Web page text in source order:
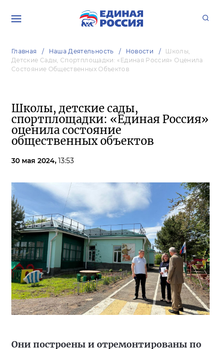
Главная Наша Деятельность Новости
Школы,
Детские Сады, Спортплощадки: «Единая Россия» Оценила
Состояние Общественных Объектов
Школы, детские сады,
спортплощадки: «Единая Россия»
оценила состояние
общественных объектов
30 мая 2024, 13:53
Они построены и отремонтированы по